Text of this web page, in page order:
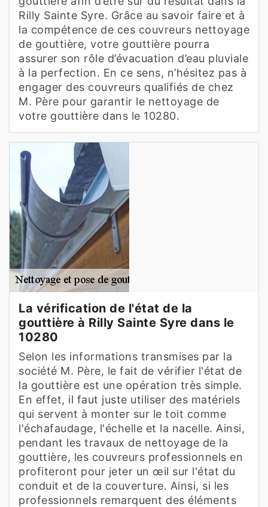
Rilly Sainte Syre. Grâce au savoir faire et à
la compétence de ces couvreurs nettoyage
de gouttière, votre gouttière pourra
assurer son rôle d’évacuation d’eau pluviale
à la perfection. En ce sens, n’hésitez pas à
engager des couvreurs qualifiés de chez
M. Père pour garantir le nettoyage de
votre gouttière dans le 10280.
La vérification de l'état de la
gouttière à Rilly Sainte Syre dans le
10280
Selon les informations transmises par la
société M. Père, le fait de vérifier l'état de
la gouttière est une opération très simple.
En effet, il faut juste utiliser des matériels
qui servent à monter sur le toit comme
l'échafaudage, l'échelle et la nacelle. Ainsi,
pendant les travaux de nettoyage de la
gouttière, les couvreurs professionnels en
profiteront pour jeter un œil sur l'état du
conduit et de la couverture. Ainsi, si les
professionnels remarquent des éléments